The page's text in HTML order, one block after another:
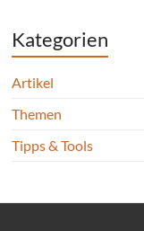
Kategorien
Artikel
Themen
Tipps & Tools